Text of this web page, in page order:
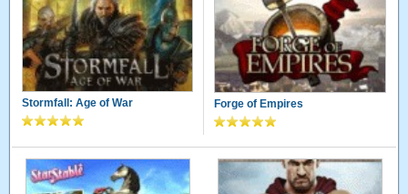
Stormfall: Age of War Forge of Empires